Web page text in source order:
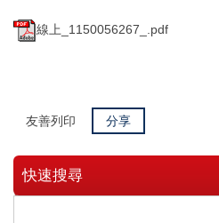
線上_1150056267_.pdf
友善列印 分享
快速搜尋